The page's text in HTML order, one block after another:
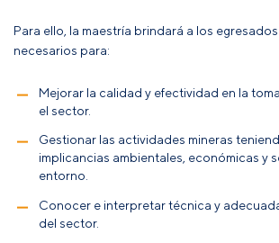
Para ello, la maestría brindará a los
necesarios para:
Mejorar la calidad y efectividad en la
el sector.
Gestionar las actividades mineras
implicancias ambientales, económicas y
entorno.
Conocer e interpretar técnica y
del sector.